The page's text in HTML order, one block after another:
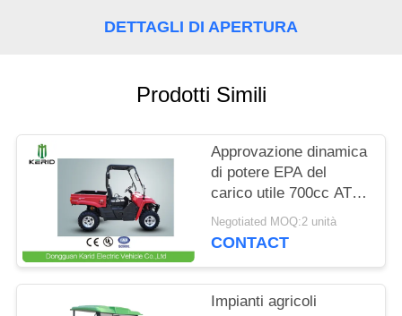
SITO
POLITICA
DETTAGLI DI APERTURA
Prodotti Simili
Approvazione dinamica
di potere EPA del
carico utile 700cc ATV
della benzina
resistente del veicolo
Negotiated MOQ:2 unità
CONTACT
Impianti agricoli